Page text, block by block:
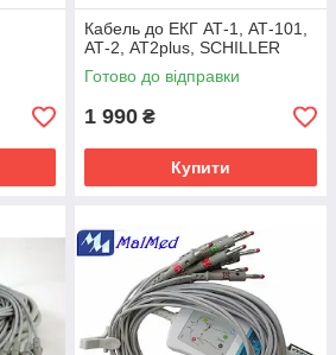
Кабель до ЕКГ АТ-1, АТ-101,
АТ-2, АТ2plus, SCHILLER
Готово до відправки
1 990 ₴
Купити